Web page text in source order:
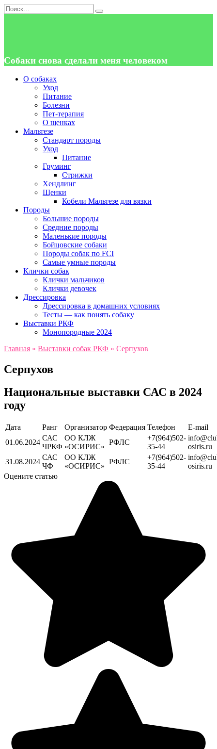
Перейти
к
Search
for:
Собаки снова сделали меня человеком
О собаках
Уход
Питание
Болезни
Пет-терапия
О щенках
Мальтезе
Стандарт породы
Уход
Питание
Груминг
Стрижки
Хендлинг
Щенки
Кобели Мальтезе для вязки
Породы
Большие породы
Средние породы
Маленькие породы
Бойцовские собаки
Породы собак по FCI
Самые умные породы
Клички собак
Клички мальчиков
Клички девочек
Дрессировка
Дрессировка в домашних условиях
Тесты — как понять собаку
Выставки РКФ
Монопородные 2024
Главная » Выставки собак РКФ » Серпухов
Серпухов
Национальные выставки САС в 2024
году
Дата Ранг Организатор Федерация Телефон
Е-mail
01.06.2024
САС
ЧРКФ
ОО КЛЖ
«ОСИРИС»
РФЛС
+7(964)502-
35-44
osiris.ru
31.08.2024
САС
ЧФ
ОО КЛЖ
«ОСИРИС»
РФЛС
+7(964)502-
35-44
osiris.ru
Оцените статью